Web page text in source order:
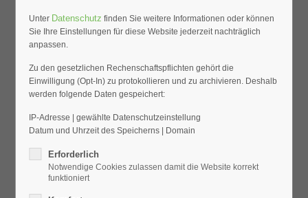
24h/ 365days
Mon - Fri 8:00am - 5:00pm(GMT +1)
Get in touch
Cybersteel Inc.
Unter Datenschutz finden Sie weitere Informationen oder können
Sie Ihre Einstellungen für diese Website jederzeit nachträglich
anpassen.
Zu den gesetzlichen Rechenschaftspflichten gehört die
Einwilligung (Opt-In) zu protokollieren und zu archivieren. Deshalb
werden folgende Daten gespeichert:
IP-Adresse | gewählte Datenschutzeinstellung
Datum und Uhrzeit des Speicherns | Domain
Erforderlich
Notwendige Cookies zulassen damit die Website korrekt
funktioniert